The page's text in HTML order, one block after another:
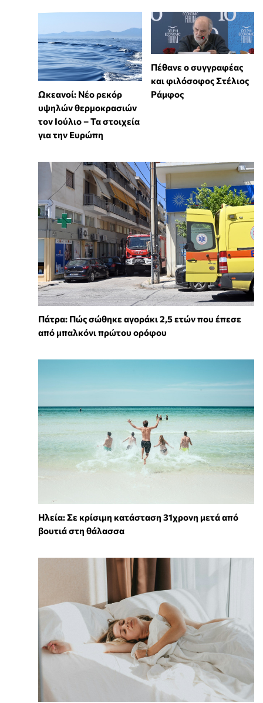
Ωκεανοί: Νέο ρεκόρ
υψηλών θερμοκρασιών
τον Ιούλιο – Τα στοιχεία
για την Ευρώπη
Πέθανε ο συγγραφέας
και φιλόσοφος Στέλιος
Ράμφος
Πάτρα: Πώς σώθηκε αγοράκι 2,5 ετών που έπεσε
από μπαλκόνι πρώτου ορόφου
Ηλεία: Σε κρίσιμη κατάσταση 31χρονη μετά από
βουτιά στη θάλασσα